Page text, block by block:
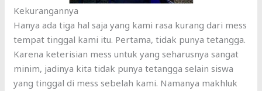
Kekurangannya
Hanya ada tiga hal saja yang kami rasa kurang dari mess
tempat tinggal kami itu. Pertama, tidak punya tetangga.
Karena keterisian mess untuk yang seharusnya sangat
minim, jadinya kita tidak punya tetangga selain siswa
yang tinggal di mess sebelah kami. Namanya makhluk